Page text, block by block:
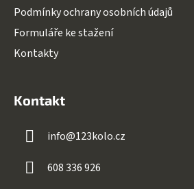
Podmínky ochrany osobních údajů
Formuláře ke stažení
Kontakty
Kontakt
info@123kolo.cz
608 336 926